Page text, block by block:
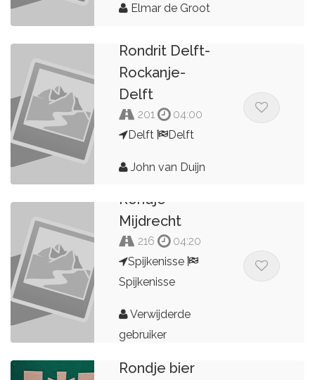
Elmar de Groot
Rondrit Delft-
Rockanje-
Delft
201
04:00
Delft
Delft
John van Duijn
Rondje
Mijdrecht
216
04:20
Spijkenisse
Spijkenisse
Verwijderde
gebruiker
Rondje bier